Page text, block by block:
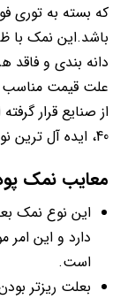
که بسته به توری
باشد.این نمک با
دانه بندی و فاقد
علت قیمت مناسب
40، ایده آل ترین نوع از این گونه نمک است.
معایب نمک
این نوع نمک
دارد و این
است.
بعلت ریزتر